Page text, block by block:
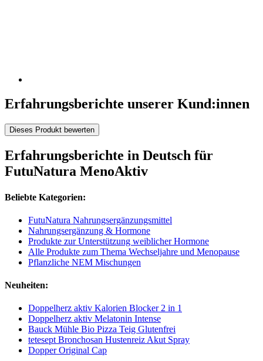
Erfahrungsberichte unserer Kund:innen
Dieses Produkt bewerten
Erfahrungsberichte in Deutsch für
FutuNatura MenoAktiv
Beliebte Kategorien:
FutuNatura Nahrungsergänzungsmittel
Nahrungsergänzung & Hormone
Produkte zur Unterstützung weiblicher Hormone
Alle Produkte zum Thema Wechseljahre und Menopause
Pflanzliche NEM Mischungen
Neuheiten:
Doppelherz aktiv Kalorien Blocker 2 in 1
Doppelherz aktiv Melatonin Intense
Bauck Mühle Bio Pizza Teig Glutenfrei
tetesept Bronchosan Hustenreiz Akut Spray
Dopper Original Cap